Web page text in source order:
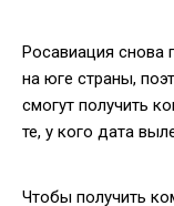
Росавиация снова
на юге страны,
смогут получить
те, у кого дата
Чтобы получить